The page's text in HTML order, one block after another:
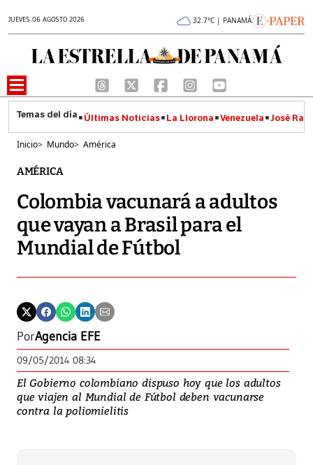
JUEVES 06 AGOSTO 2026 32.7°C | PANAMÁ
Últimas Noticias La Llorona Venezuela José
Inicio> Mundo> América
AMÉRICA
Colombia vacunará a adultos
que vayan a Brasil para el
Mundial de Fútbol
PorAgencia EFE
09/05/2014 08:34
El Gobierno colombiano dispuso hoy que los adultos
que viajen al Mundial de Fútbol deben vacunarse
contra la poliomielitis